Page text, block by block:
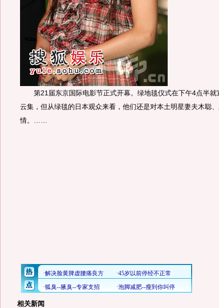
第21届东京国际电影节正式开幕。绿地毯仪式在下午4点半就
云集，但从绿毯的日本观众来看，他们还是对本土明星妻夫木聪
情。……
相关新闻